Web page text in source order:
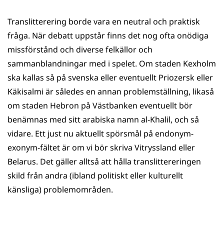
Translitterering borde vara en neutral och praktisk
fråga. När debatt uppstår finns det nog ofta onödiga
missförstånd och diverse felkällor och
sammanblandningar med i spelet. Om staden Kexholm
ska kallas så på svenska eller eventuellt Priozersk eller
Käkisalmi är således en annan problemställning, likaså
om staden Hebron på Västbanken eventuellt bör
benämnas med sitt arabiska namn al-Khalil, och så
vidare. Ett just nu aktuellt spörsmål på endonym-
exonym-fältet är om vi bör skriva Vitryssland eller
Belarus. Det gäller alltså att hålla translittereringen
skild från andra (ibland politiskt eller kulturellt
känsliga) problemområden.